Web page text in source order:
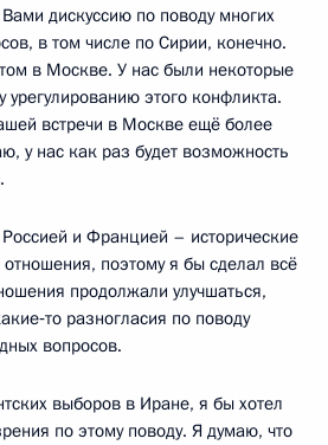
дискуссию по поводу многих
в том числе по Сирии, конечно.
в Москве. У нас были некоторые
урегулированию этого конфликта.
встречи в Москве ещё более
у нас как раз будет возможность
и Францией – исторические
отношения, поэтому я бы сделал всё
продолжали улучшаться,
разногласия по поводу
вопросов.
выборов в Иране, я бы хотел
по этому поводу. Я думаю, что